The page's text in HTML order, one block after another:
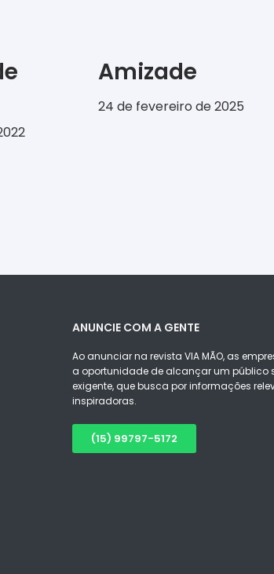
Amizade
24 de fevereiro de 2025
ANUNCIE COM A GENTE
Ao anunciar na revista VIA MÃO, as
a oportunidade de alcançar um público
exigente, que busca por informações
inspiradoras.
(15) 99797-5172